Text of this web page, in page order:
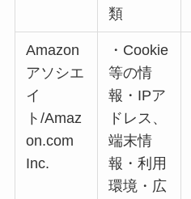
類
Amazon
アソシエ
イ
ト/Amaz
on.com
Inc.
・Cookie
等の情
報・IPア
ドレス、
端末情
報・利用
環境・広